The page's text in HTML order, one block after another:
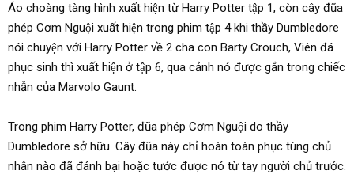
Áo choàng tàng hình xuất hiện từ Harry Potter tập 1, còn cây đũa
phép Cơm Nguội xuất hiện trong phim tập 4 khi thầy Dumbledore
nói chuyện với Harry Potter về 2 cha con Barty Crouch, Viên đá
phục sinh thì xuất hiện ở tập 6, qua cảnh nó được gắn trong chiếc
nhẫn của Marvolo Gaunt.
Trong phim Harry Potter, đũa phép Cơm Nguội do thầy
Dumbledore sở hữu. Cây đũa này chỉ hoàn toàn phục tùng chủ
nhân nào đã đánh bại hoặc tước được nó từ tay người chủ trước.